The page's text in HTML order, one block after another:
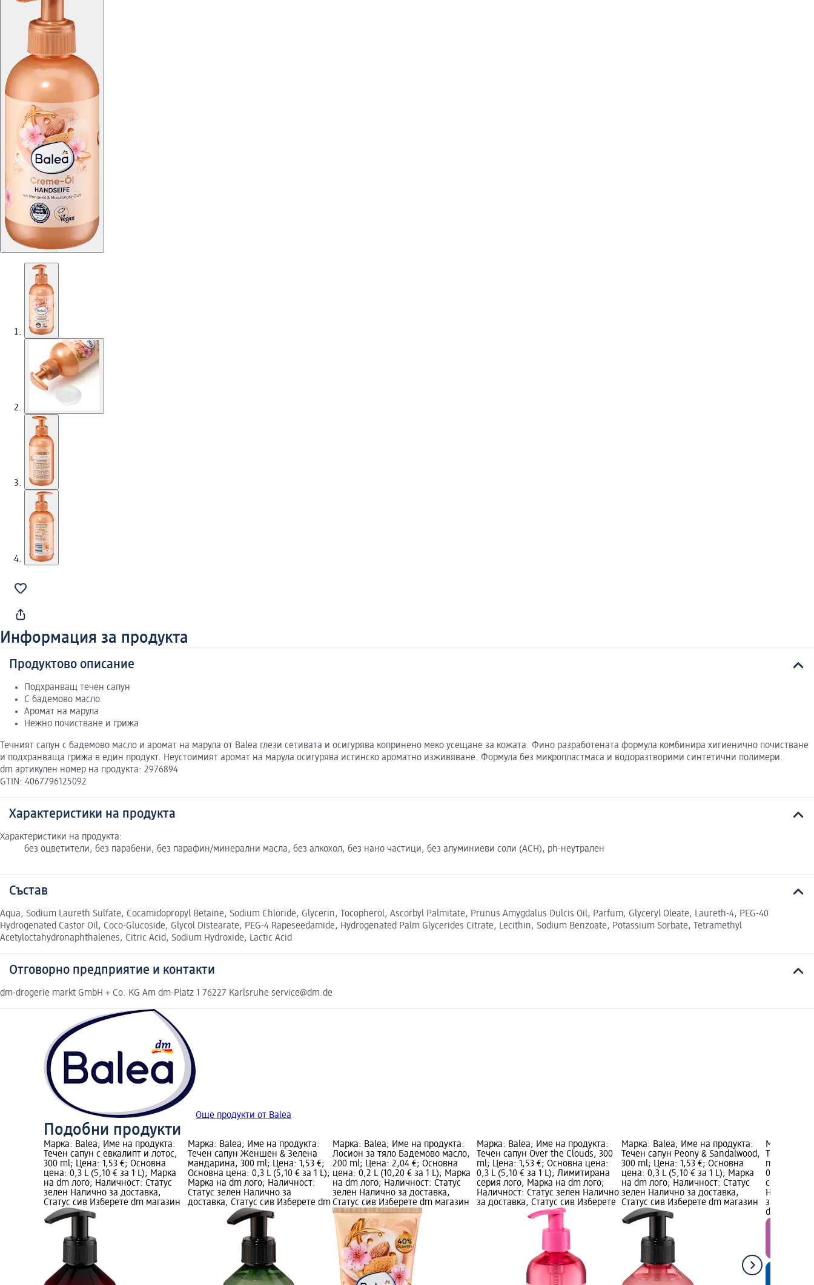
Информация за продукта
Продуктово описание
Подхранващ течен сапун
С бадемово масло
Аромат на марула
Нежно почистване и грижа
Течният сапун с бадемово масло и аромат на марула от Balea глези сетивата и осигурява копринено меко усещане за кожата. Фино разработената формула комбинира хигиенично почистване
и подхранваща грижа в един продукт. Неустоимият аромат на марула осигурява истинско ароматно изживяване. Формула без микропластмаса и водоразтворими синтетични полимери.
dm артикулен номер на продукта: 2976894
GTIN: 4067796125092
Характеристики на продукта
Характеристики на продукта:
без оцветители, без парабени, без парафин/минерални масла, без алкохол, без нано частици, без алуминиеви соли (ACH), ph-неутрален
Състав
Aqua, Sodium Laureth Sulfate, Cocamidopropyl Betaine, Sodium Chloride, Glycerin, Tocopherol, Ascorbyl Palmitate, Prunus Amygdalus Dulcis Oil, Parfum, Glyceryl Oleate, Laureth-4, PEG-40
Hydrogenated Castor Oil, Coco-Glucoside, Glycol Distearate, PEG-4 Rapeseedamide, Hydrogenated Palm Glycerides Citrate, Lecithin, Sodium Benzoate, Potassium Sorbate, Tetramethyl
Acetyloctahydronaphthalenes, Citric Acid, Sodium Hydroxide, Lactic Acid
Отговорно предприятие и контакти
dm-drogerie markt GmbH + Co. KG Am dm-Platz 1 76227 Karlsruhe service@dm.de
Още продукти от Balea
Подобни продукти
Марка: Balea; Име на продукта:
Течен сапун с евкалипт и лотос,
300 ml; Цена: 1,53 €; Основна
цена: 0,3 L (5,10 € за 1 L); Марка
на dm лого; Наличност: Статус
зелен Налично за доставка,
Статус сив Изберете dm магазин
Марка: Balea; Име на продукта:
Течен сапун Женшен & Зелена
мандарина, 300 ml; Цена: 1,53 €;
Основна цена: 0,3 L (5,10 € за 1 L);
Марка на dm лого; Наличност:
Статус зелен Налично за
доставка, Статус сив Изберете dm
Марка: Balea; Име на продукта:
Лосион за тяло Бадемово масло,
200 ml; Цена: 2,04 €; Основна
цена: 0,2 L (10,20 € за 1 L); Марка
на dm лого; Наличност: Статус
зелен Налично за доставка,
Статус сив Изберете dm магазин
Марка: Balea; Име на продукта:
Течен сапун Over the Clouds, 300
ml; Цена: 1,53 €; Основна цена:
0,3 L (5,10 € за 1 L); Лимитирана
серия лого, Марка на dm лого;
Наличност: Статус зелен Налично
за доставка, Статус сив Изберете
Марка: Balea; Име на продукта:
Течен сапун Peony & Sandalwood,
300 ml; Цена: 1,53 €; Основна
цена: 0,3 L (5,10 € за 1 L); Марка
на dm лого; Наличност: Статус
зелен Налично за доставка,
Статус сив Изберете dm магазин
Марка:
Течен
ml; Цена:
0,3 L (5,10
серия
за
dm